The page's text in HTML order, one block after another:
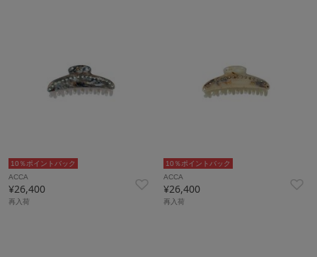
10％ポイントバック
ACCA
¥26,400
再入荷
10％ポイントバック
ACCA
¥26,400
再入荷